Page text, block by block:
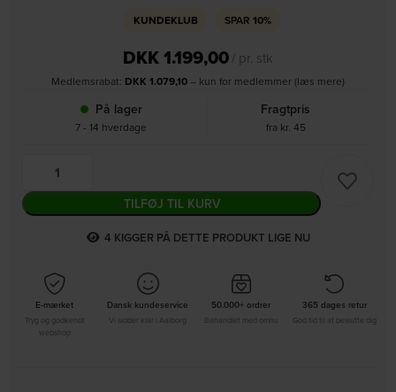
KUNDEKLUB SPAR 10%
DKK1.199,00/ pr. stk
Medlemsrabat: DKK 1.079,10– kun for medlemmer (læs mere)
På lager
7 - 14 hverdage
Fragtpris
fra kr. 45
TILFØJ TIL KURV
3 KIGGER PÅ DETTE PRODUKT LIGE NU
E-mærket
Tryg og godkendt
Dansk kundeservice
Vi sidder klar i Aalborg
50.000+ ordrer
Behandlet med omhu
365 dages retur
God tid til at beslutte dig